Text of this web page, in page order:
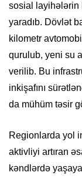
sosial layihələrin
yaradıb. Dövlət
kilometr
qurulub, yeni su
verilib. Bu
inkişafını
da mühüm təsir
Regionlarda yol
aktivliyi artıran
kəndlərdə